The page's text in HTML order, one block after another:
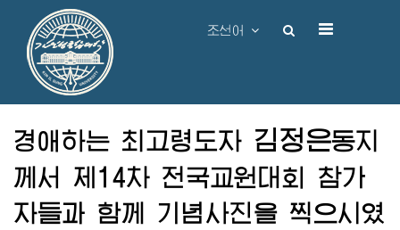
조선어
경애하는 최고령도자 김정은동지
께서 제14차 전국교원대회 참가
자들과 함께 기념사진을 찍으시였